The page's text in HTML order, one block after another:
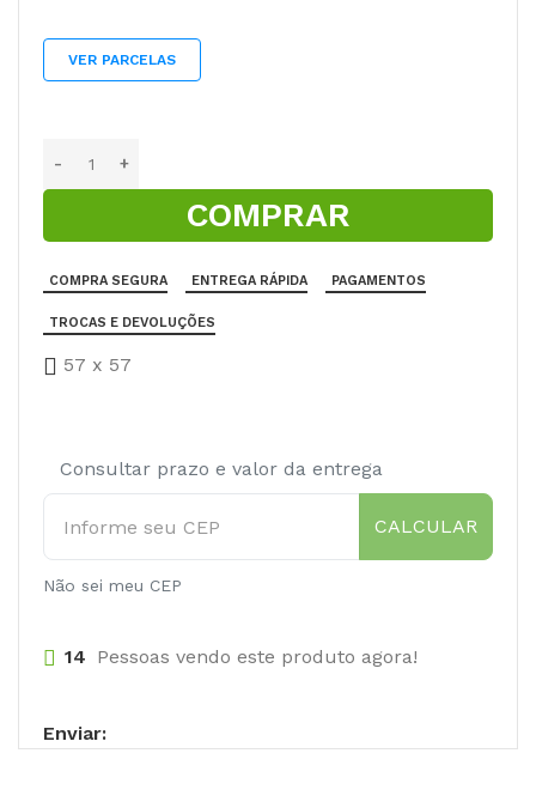
VER PARCELAS
COMPRAR
COMPRA SEGURA ENTREGA RÁPIDA PAGAMENTOS
TROCAS E DEVOLUÇÕES
57 x 57
Consultar prazo e valor da entrega
CALCULAR
Não sei meu CEP
14 Pessoas vendo este produto agora!
Enviar: